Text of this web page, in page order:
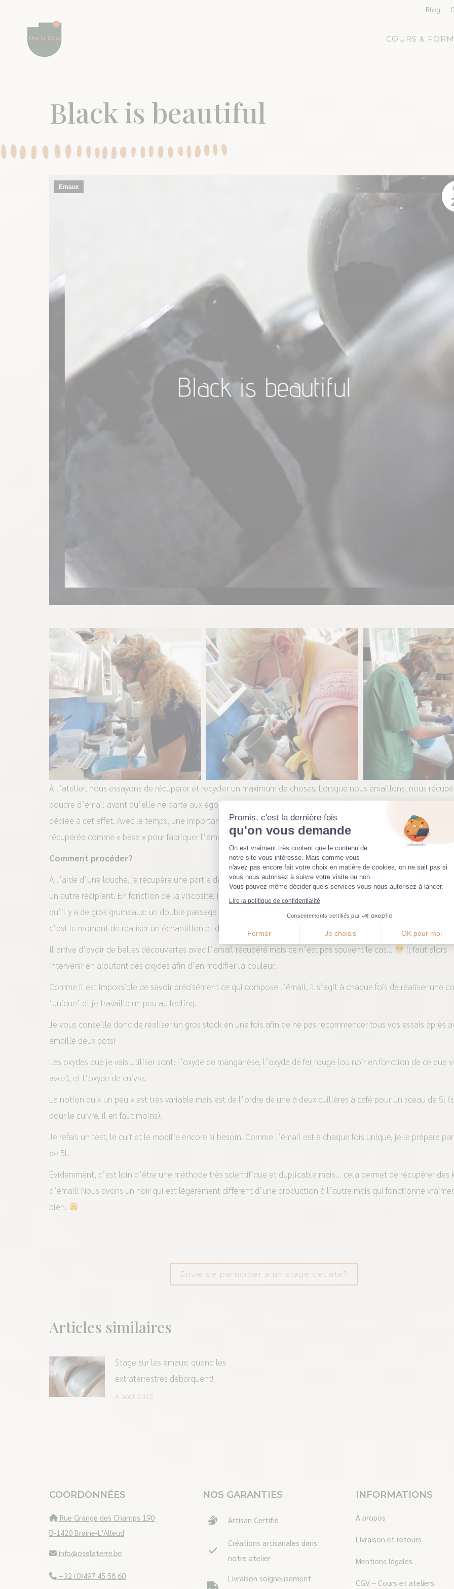
Blog
COURS &
Black is beautiful
Emaux
À l’atelier, nous essayons de récupérer et recycler un maximum de choses. Lorsque nous émaillons, nous
poudre d’émail avant qu’elle ne parte aux égouts. Pour cela, tous nos ustensiles sont pré-rincés dans une
dédiée à cet effet. Avec le temps, une importante couche d’émail se pose dans le fond. Cette poudre est alors
récupérée comme « base » pour fabriquer l’émail ‘noir’ utilisé aux cours.
Comment procéder?
À l’aide d’une louche, je récupère une partie de la poudre déposée dans le fond de la bassine et je la transvase
un autre récipient. En fonction de la viscosité, j’ajoute éventuellement de l’eau et je tamise l’émail. Vous
qu’il y a de gros grumeaux: un double passage au tamis est donc indispensable. Votre émail est alors prêt à
c’est le moment de réaliser un échantillon et de le cuire.
Il arrive d’avoir de belles découvertes avec l’émail récupéré mais ce n’est pas souvent le cas…
il faut alors
intervenir en ajoutant des oxydes afin d’en modifier la couleur.
Comme il est impossible de savoir précisément ce qui compose l’émail, il s’agit à chaque fois de réaliser une
‘unique’ et je travaille un peu au feeling.
Je vous conseille donc de réaliser un gros stock en une fois afin de ne pas recommencer tous vos essais après
émaillé deux pots!
Les oxydes que je vais utiliser sont: l’oxyde de manganèse, l’oxyde de fer rouge (ou noir en fonction de ce que
avez), et l’oxyde de cuivre.
La notion du « un peu » est très variable mais est de l’ordre de une à deux cuillères à café pour un sceau de 5l
pour le cuivre, il en faut moins).
Je refais un test, le cuit et le modifie encore si besoin. Comme l’émail est à chaque fois unique, je le prépare
de 5l.
Évidemment, c’est loin d’être une méthode très scientifique et duplicable mais… cela permet de récupérer des
d’émail! Nous avons un noir qui est légèrement différent d’une production à l’autre mais qui fonctionne
bien.
Envie de participer à un stage cet été?
Articles similaires
Stage sur les émaux: quand les
extraterrestres débarquent!
4 août 2015
COORDONNÉES
Rue Grange des Champs 190
B-1420 Braine-L'Alleud
info@oselaterre.be
+32 (0)497 45 58 60
NOS GARANTIES
Artisan Certifié
Créations artisanales dans
notre atelier
Livraison soigneusement
INFORMATIONS
À propos
Livraison et retours
Mentions légales
CGV – Cours et ateliers
Promis, c'est la dernière fois
qu'on vous demande
Plateforme de Gestion du
On est vraiment très content que le contenu de
notre site vous intéresse. Mais comme vous
n'avez pas encore fait votre choix en matière de cookies, on ne sait pas si
vous nous autorisez à suivre votre visite ou non.
Vous pouvez même décider quels services vous nous autorisez à lancer.
Lire la politique de confidentialité
Consentements certifiés par
Fermer Je choisis OK pour moi
Axeptio consent